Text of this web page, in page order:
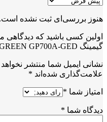
هنوز بررسی‌ای ثبت نشده است.
اولین کسی باشید که دیدگاهی
گیمینگ POWER GAMING GREEN GP700A-GED”
نشانی ایمیل شما منتشر
علامت‌گذاری شده‌اند *
امتیاز شما *
دیدگاه شما *